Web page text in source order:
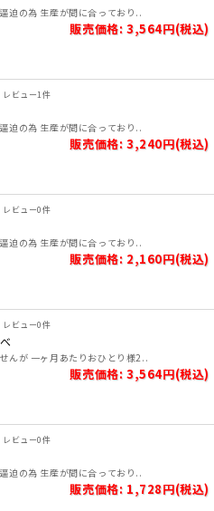
迫の為 生産が間に合っており..
販売価格: 3,564円(税込)
レビュー1件
迫の為 生産が間に合っており..
販売価格: 3,240円(税込)
レビュー0件
迫の為 生産が間に合っており..
販売価格: 2,160円(税込)
レビュー0件
んが 一ヶ月あたりおひとり様2..
販売価格: 3,564円(税込)
レビュー0件
迫の為 生産が間に合っており..
販売価格: 1,728円(税込)